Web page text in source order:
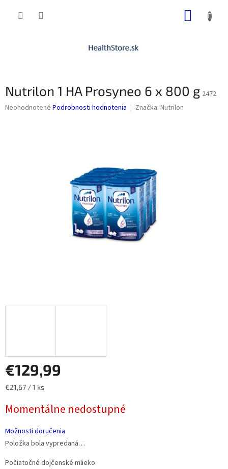
Nutrilon 1 HA Prosyneo 6 x 800 g 2472
Priemerné
Neohodnotené Podrobnosti hodnotenia Značka: Nutrilon
€129,99
Jednotková
€21,67 / 1 ks
Momentálne nedostupné
Možnosti doručenia
Položka bola vypredaná…
Počiatočné dojčenské mlieko.